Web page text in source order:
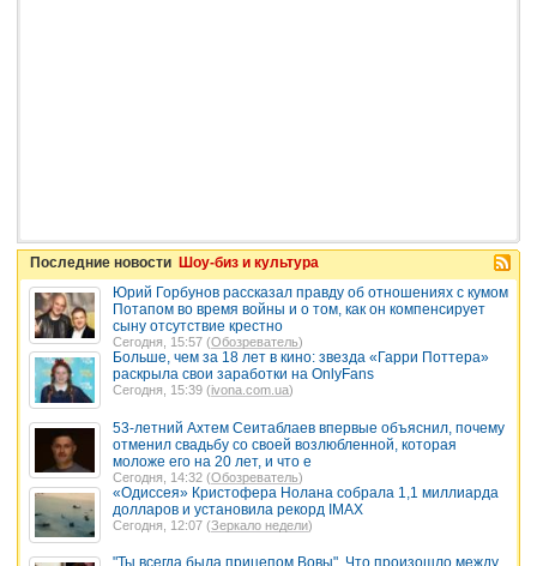
Последние новости Шоу-биз и культура
Юрий Горбунов рассказал правду об отношениях с кумом
Потапом во время войны и о том, как он компенсирует
сыну отсутствие крестно
Сегодня, 15:57 (Обозреватель)
Больше, чем за 18 лет в кино: звезда «Гарри Поттера»
раскрыла свои заработки на OnlyFans
Сегодня, 15:39 (ivona.com.ua)
53-летний Ахтем Сеитаблаев впервые объяснил, почему
отменил свадьбу со своей возлюбленной, которая
моложе его на 20 лет, и что е
Сегодня, 14:32 (Обозреватель)
«Одиссея» Кристофера Нолана собрала 1,1 миллиарда
долларов и установила рекорд IMAX
Сегодня, 12:07 (Зеркало недели)
"Ты всегда была прицепом Вовы". Что произошло между